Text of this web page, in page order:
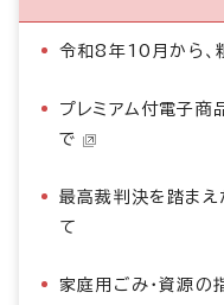
令和8年10月から、
プレミアム付電子商
で
最高裁判決を踏ま
て
家庭用ごみ・資源の